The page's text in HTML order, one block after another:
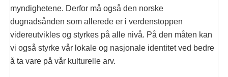
myndighetene. Derfor må også den norske
dugnadsånden som allerede er i verdenstoppen
videreutvikles og styrkes på alle nivå. På den måten kan
vi også styrke vår lokale og nasjonale identitet ved bedre
å ta vare på vår kulturelle arv.